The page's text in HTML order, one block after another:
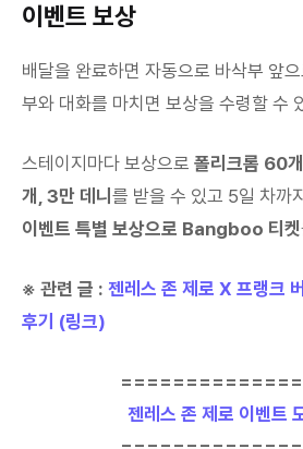
이벤트 보상
배달을 완료하면 자동으로 바삭부 앞
부와 대화를 마치면 보상을 수령할 수
스테이지마다 보상으로 폴리크롬 60
개, 3만 데니 를 받을 수 있고 5일 차까
이벤트 특별 보상으로 Bangboo 티켓
※ 관련 글 : 젠레스 존 제로 X 프랭크
후기 (링크)
젠레스 존 제로 이벤트